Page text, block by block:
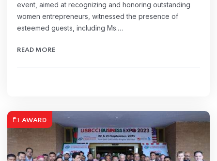
event, aimed at recognizing and honoring outstanding
women entrepreneurs, witnessed the presence of
esteemed guests, including Ms.…
READ MORE
AWARD